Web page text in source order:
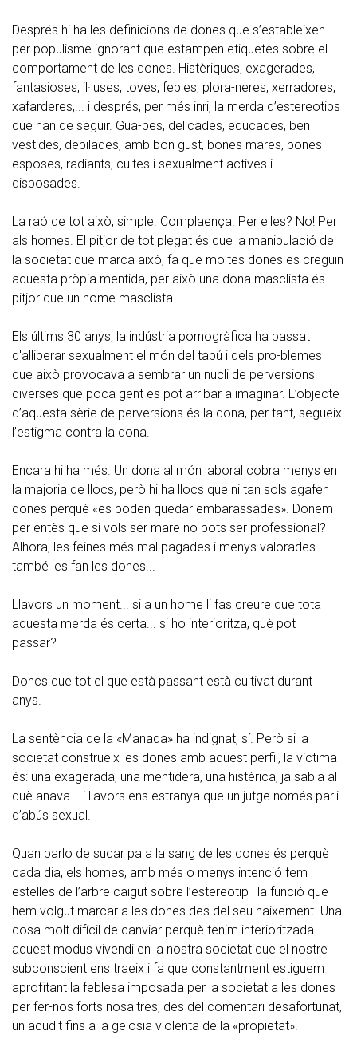
Després hi ha les definicions de dones que s’estableixen
per populisme ignorant que estampen etiquetes sobre el
comportament de les dones. Histèriques, exagerades,
fantasioses, il·luses, toves, febles, plora-neres, xerradores,
xafarderes,... i després, per més inri, la merda d’estereotips
que han de seguir. Gua-pes, delicades, educades, ben
vestides, depilades, amb bon gust, bones mares, bones
esposes, radiants, cultes i sexualment actives i
disposades.
La raó de tot això, simple. Complaença. Per elles? No! Per
als homes. El pitjor de tot plegat és que la manipulació de
la societat que marca això, fa que moltes dones es creguin
aquesta pròpia mentida, per això una dona masclista és
pitjor que un home masclista.
Els últims 30 anys, la indústria pornogràfica ha passat
d'alliberar sexualment el món del tabú i dels pro-blemes
que això provocava a sembrar un nucli de perversions
diverses que poca gent es pot arribar a imaginar. L’objecte
d’aquesta sèrie de perversions és la dona, per tant, segueix
l’estigma contra la dona.
Encara hi ha més. Un dona al món laboral cobra menys en
la majoria de llocs, però hi ha llocs que ni tan sols agafen
dones perquè «es poden quedar embarassades». Donem
per entès que si vols ser mare no pots ser professional?
Alhora, les feines més mal pagades i menys valorades
també les fan les dones...
Llavors un moment... si a un home li fas creure que tota
aquesta merda és certa... si ho interioritza, què pot
passar?
Doncs que tot el que està passant està cultivat durant
anys.
La sentència de la «Manada» ha indignat, sí. Però si la
societat construeix les dones amb aquest perfil, la víctima
és: una exagerada, una mentidera, una histèrica, ja sabia al
què anava... i llavors ens estranya que un jutge només parli
d’abús sexual.
Quan parlo de sucar pa a la sang de les dones és perquè
cada dia, els homes, amb més o menys intenció fem
estelles de l’arbre caigut sobre l’estereotip i la funció que
hem volgut marcar a les dones des del seu naixement. Una
cosa molt difícil de canviar perquè tenim interioritzada
aquest modus vivendi en la nostra societat que el nostre
subconscient ens traeix i fa que constantment estiguem
aprofitant la feblesa imposada per la societat a les dones
per fer-nos forts nosaltres, des del comentari desafortunat,
un acudit fins a la gelosia violenta de la «propietat».